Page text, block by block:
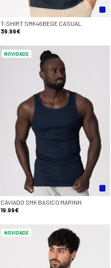
T-SHIRT SMK46BEGE CASUAL
39.99€
NOVIDADE
CAVIADO SMK BASICO MARINH
19.99€
NOVIDADE